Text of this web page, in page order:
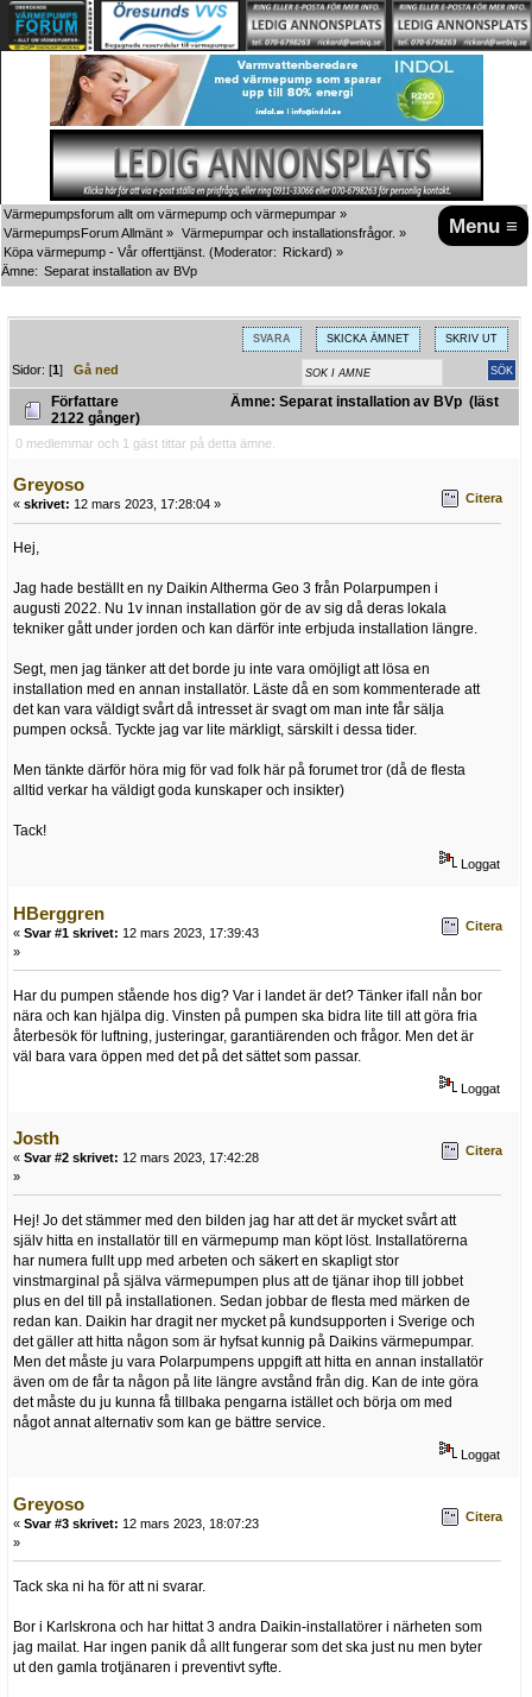
Menu ≡
Värmepumpsforum allt om värmepump och värmepumpar »
VärmepumpsForum Allmänt » Värmepumpar och installationsfrågor. »
Köpa värmepump - Vår offerttjänst. (Moderator: Rickard) »
Ämne: Separat installation av BVp
SVARA SKICKA ÄMNET SKRIV UT
Sidor: [1]Gå ned
Författare
Ämne: Separat installation av BVp (läst
2122 gånger)
0 medlemmar och 1 gäst tittar på detta ämne.
Greyoso
« skrivet: 12 mars 2023, 17:28:04 » Citera
Hej,
Jag hade beställt en ny Daikin Altherma Geo 3 från Polarpumpen i
augusti 2022. Nu 1v innan installation gör de av sig då deras lokala
tekniker gått under jorden och kan därför inte erbjuda installation längre.
Segt, men jag tänker att det borde ju inte vara omöjligt att lösa en
installation med en annan installatör. Läste då en som kommenterade att
det kan vara väldigt svårt då intresset är svagt om man inte får sälja
pumpen också. Tyckte jag var lite märkligt, särskilt i dessa tider.
Men tänkte därför höra mig för vad folk här på forumet tror (då de flesta
alltid verkar ha väldigt goda kunskaper och insikter)
Tack!
Loggat
HBerggren
« Svar #1 skrivet: 12 mars 2023, 17:39:43
»
Citera
Har du pumpen stående hos dig? Var i landet är det? Tänker ifall nån bor
nära och kan hjälpa dig. Vinsten på pumpen ska bidra lite till att göra fria
återbesök för luftning, justeringar, garantiärenden och frågor. Men det är
väl bara vara öppen med det på det sättet som passar.
Loggat
Josth
« Svar #2 skrivet: 12 mars 2023, 17:42:28
»
Citera
Hej! Jo det stämmer med den bilden jag har att det är mycket svårt att
själv hitta en installatör till en värmepump man köpt löst. Installatörerna
har numera fullt upp med arbeten och säkert en skapligt stor
vinstmarginal på själva värmepumpen plus att de tjänar ihop till jobbet
plus en del till på installationen. Sedan jobbar de flesta med märken de
redan kan. Daikin har dragit ner mycket på kundsupporten i Sverige och
det gäller att hitta någon som är hyfsat kunnig på Daikins värmepumpar.
Men det måste ju vara Polarpumpens uppgift att hitta en annan installatör
även om de får ta någon på lite längre avstånd från dig. Kan de inte göra
det måste du ju kunna få tillbaka pengarna istället och börja om med
något annat alternativ som kan ge bättre service.
Loggat
Greyoso
« Svar #3 skrivet: 12 mars 2023, 18:07:23
»
Citera
Tack ska ni ha för att ni svarar.
Bor i Karlskrona och har hittat 3 andra Daikin-installatörer i närheten som
jag mailat. Har ingen panik då allt fungerar som det ska just nu men byter
ut den gamla trotjänaren i preventivt syfte.